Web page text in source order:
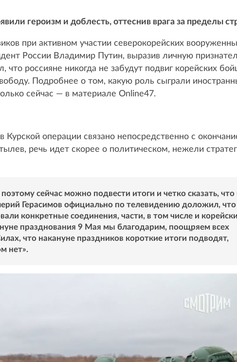
героизм и доблесть, оттеснив врага за пределы
при активном участии северокорейских
России Владимир Путин, выразив личную
россияне никогда не забудут подвиг корейских
Подробнее о том, какую роль сыграли
сейчас — в материале Online47.
операции связано непосредственно с
речь идет скорее о политическом, нежели
сейчас можно подвести итоги и четко сказать, что
Герасимов официально по телевидению доложил, что
конкретные соединения, части, в том числе и
празднования 9 Мая мы благодарим, поощряем всех
что накануне праздников короткие итоги подводят,
нет».